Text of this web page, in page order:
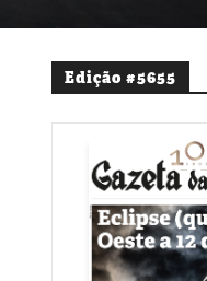
Edição #5655